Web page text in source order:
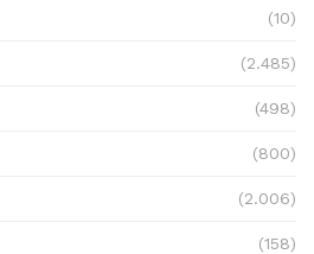
(10)
(2.485)
(498)
(800)
(2.006)
(158)